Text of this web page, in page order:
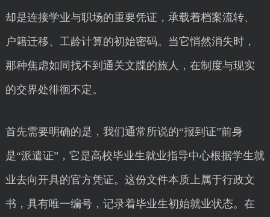
却是连接学业与职场的重要凭证，承载着档案流转、
户籍迁移、工龄计算的初始密码。当它悄然消失时，
那种焦虑如同找不到通关文牒的旅人，在制度与现实
的交界处徘徊不定。
首先需要明确的是，我们通常所说的“报到证”前身
是“派遣证”，它是高校毕业生就业指导中心根据学生就
业去向开具的官方凭证。这份文件本质上属于行政文
书，具有唯一编号，记录着毕业生初始就业状态。在